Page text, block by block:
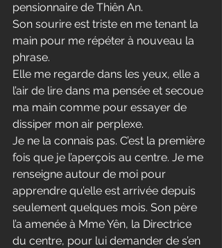
pensionnaire de Thiên An.
Son sourire est triste en me tenant la
main pour me répéter à nouveau la
phrase.
Elle me regarde dans les yeux, elle a
l’air de lire dans ma pensée et secoue
ma main comme pour essayer de
dissiper mon air perplexe.
Je ne la connais pas. C’est la première
fois que je l’aperçois au centre. Je me
renseigne autour de moi pour
apprendre qu’elle est arrivée depuis
seulement quelques mois. Son père
l’a amenée à Mme Yên, la Directrice
du centre, pour lui demander de s’en